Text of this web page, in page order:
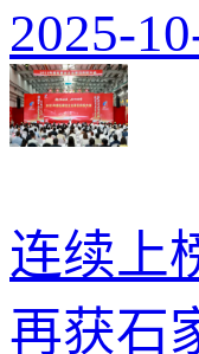
2025-
连续上
再获石